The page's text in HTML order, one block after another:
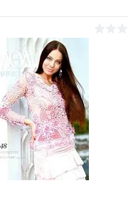
В корзину
Сравнение
Под заказ